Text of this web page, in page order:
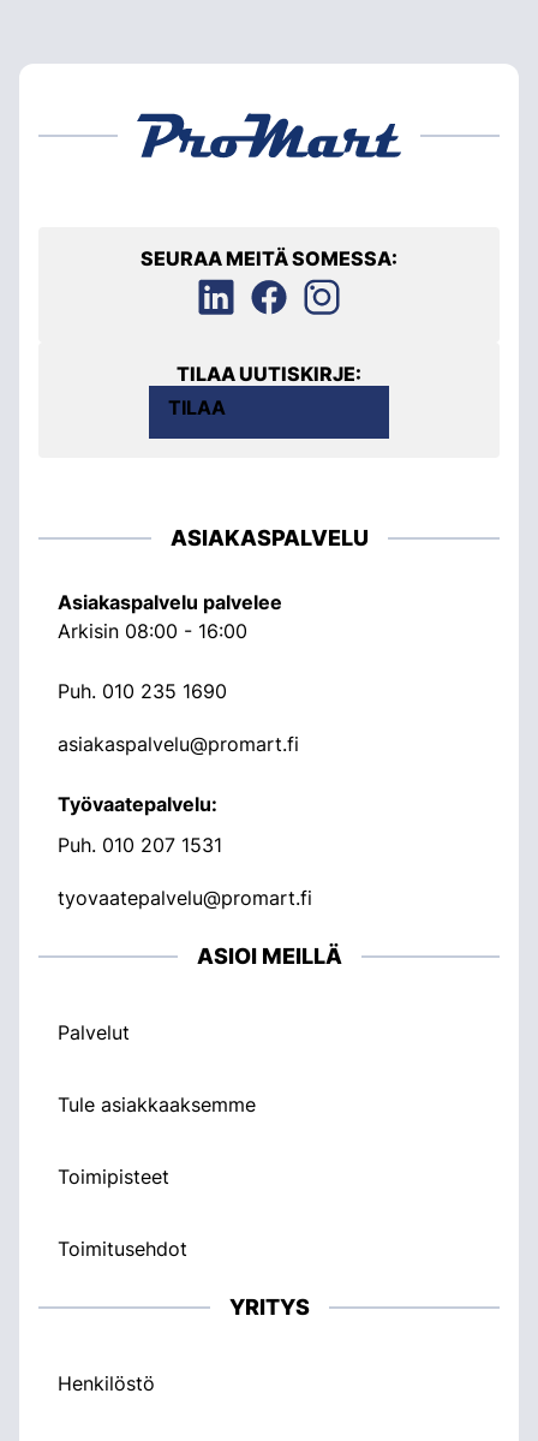
SEURAA MEITÄ SOMESSA:
TILAA UUTISKIRJE:
TILAA
ASIAKASPALVELU
Asiakaspalvelu palvelee
Arkisin 08:00 - 16:00
Puh. 010 235 1690
asiakaspalvelu@promart.fi
Työvaatepalvelu:
Puh. 010 207 1531
tyovaatepalvelu@promart.fi
ASIOI MEILLÄ
Palvelut
Tule asiakkaaksemme
Toimipisteet
Toimitusehdot
YRITYS
Henkilöstö